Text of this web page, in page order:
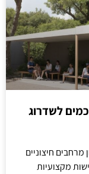
לשדרוג
מרחבים חיצוניים
מקצועיות